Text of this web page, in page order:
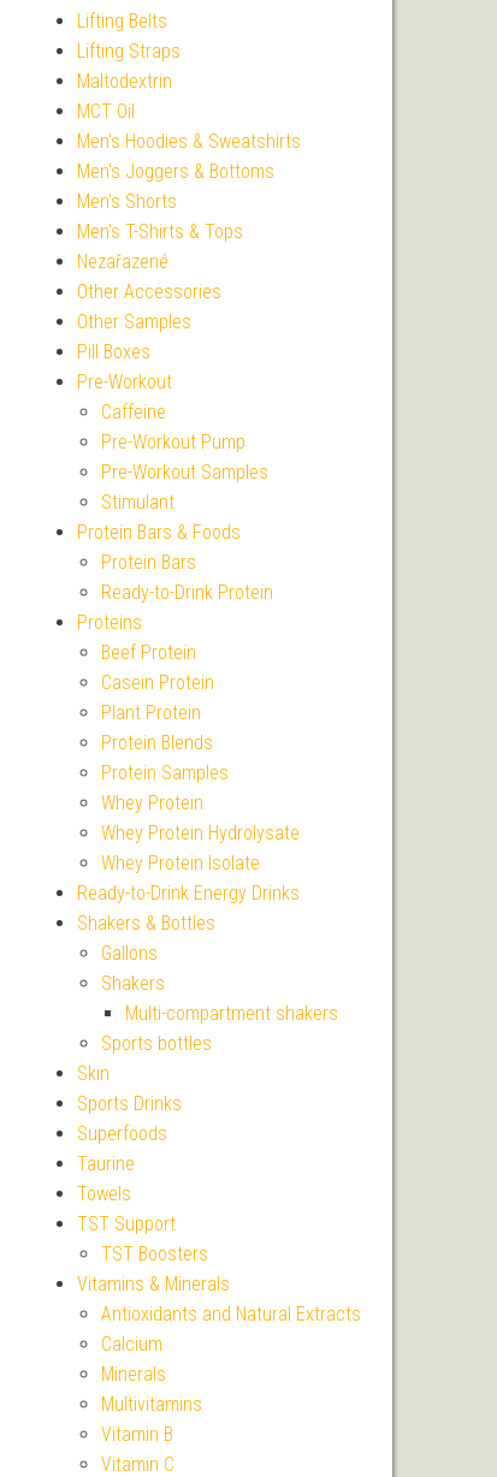
Lifting Belts
Lifting Straps
Maltodextrin
MCT Oil
Men's Hoodies & Sweatshirts
Men's Joggers & Bottoms
Men's Shorts
Men's T-Shirts & Tops
Nezařazené
Other Accessories
Other Samples
Pill Boxes
Pre-Workout
Caffeine
Pre-Workout Pump
Pre-Workout Samples
Stimulant
Protein Bars & Foods
Protein Bars
Ready-to-Drink Protein
Proteins
Beef Protein
Casein Protein
Plant Protein
Protein Blends
Protein Samples
Whey Protein
Whey Protein Hydrolysate
Whey Protein Isolate
Ready-to-Drink Energy Drinks
Shakers & Bottles
Gallons
Shakers
Multi-compartment shakers
Sports bottles
Skin
Sports Drinks
Superfoods
Taurine
Towels
TST Support
TST Boosters
Vitamins & Minerals
Antioxidants and Natural Extracts
Calcium
Minerals
Multivitamins
Vitamin B
Vitamin C